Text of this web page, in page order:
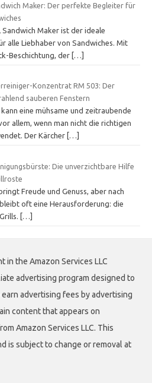
Maker: Der perfekte Begleiter für
Sandwich Maker ist der ideale
alle Liebhaber von Sandwiches. Mit
Beschichtung, der […]
Konzentrat RM 503: Der
sauberen Fenstern
eine mühsame und zeitraubende
allem, wenn man nicht die richtigen
Der Kärcher […]
Die unverzichtbare Hilfe
Freude und Genuss, aber nach
oft eine Herausforderung: die
[…]
in the Amazon Services LLC
advertising program designed to
advertising fees by advertising
content that appears on
Amazon Services LLC. This
is subject to change or removal at